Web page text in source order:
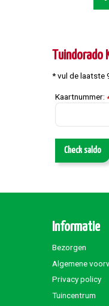
Tuindorado
* vul de laatste
Kaartnummer:
Check saldo
Informatie
Bezorgen
Algemene
Privacy policy
Tuincentrum